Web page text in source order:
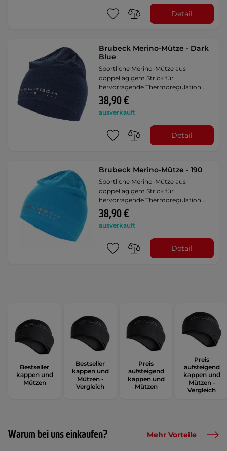
Detail
Brubeck Merino-Mütze - Dark
Blue
Sportliche Merino-Mütze aus
doppellagigem Strick für
hervorragende Thermoregulation …
38,90 €
ausverkauft
Detail
Brubeck Merino-Mütze - 190
Sportliche Merino-Mütze aus
doppellagigem Strick für
hervorragende Thermoregulation …
38,90 €
ausverkauft
Detail
Bestseller
kappen und
Mützen
Bestseller
kappen und
Mützen -
Vergleich
Preis
aufsteigend
kappen und
Mützen
Preis
aufsteigend
kappen und
Mützen -
Vergleich
Warum bei uns einkaufen? Mehr Vorteile